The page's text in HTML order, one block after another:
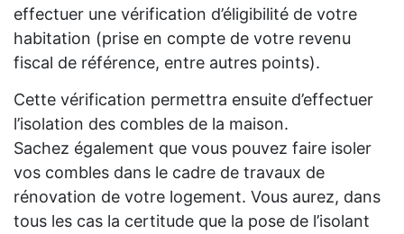
effectuer une vérification d’éligibilité de votre
habitation (prise en compte de votre revenu
fiscal de référence, entre autres points).
Cette vérification permettra ensuite d’effectuer
l’isolation des combles de la maison.
Sachez également que vous pouvez faire isoler
vos combles dans le cadre de travaux de
rénovation de votre logement. Vous aurez, dans
tous les cas la certitude que la pose de l’isolant